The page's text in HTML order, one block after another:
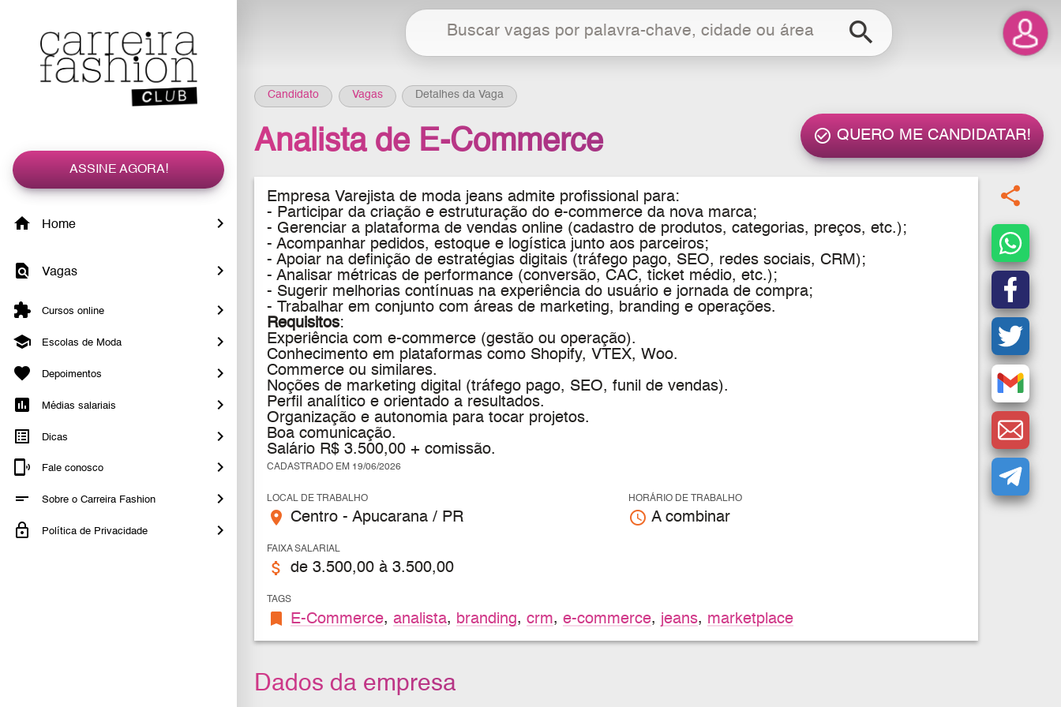
ASSINE AGORA!
Home
Vagas
Cursos online
Escolas de Moda
Depoimentos
Médias salariais
Dicas
Fale conosco
Sobre o Carreira Fashion
Política de Privacidade
search
Candidato Vagas Detalhes da Vaga
check_circle_outline QUERO ME CANDIDATAR!
Analista de E-Commerce
Empresa Varejista de moda jeans admite profissional para:
- Participar da criação e estruturação do e-commerce da nova marca;
- Gerenciar a plataforma de vendas online (cadastro de produtos, categorias, preços, etc.);
- Acompanhar pedidos, estoque e logística junto aos parceiros;
- Apoiar na definição de estratégias digitais (tráfego pago, SEO, redes sociais, CRM);
- Analisar métricas de performance (conversão, CAC, ticket médio, etc.);
- Sugerir melhorias contínuas na experiência do usuário e jornada de compra;
- Trabalhar em conjunto com áreas de marketing, branding e operações.
Requisitos:
Experiência com e-commerce (gestão ou operação).
Conhecimento em plataformas como Shopify, VTEX, Woo.
Commerce ou similares.
Noções de marketing digital (tráfego pago, SEO, funil de vendas).
Perfil analítico e orientado a resultados.
Organização e autonomia para tocar projetos.
Boa comunicação.
Salário R$ 3.500,00 + comissão.
CADASTRADO EM 19/06/2026
LOCAL DE TRABALHO
place Centro - Apucarana / PR
HORÁRIO DE TRABALHO
access_time A combinar
FAIXA SALARIAL
attach_money de 3.500,00 à 3.500,00
TAGS
bookmark E-Commerce, analista, branding, crm, e-commerce, jeans, marketplace
Dados da empresa
share